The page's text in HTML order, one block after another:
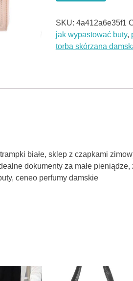
SKU: 4a412a6e35f1
jak wypastować buty,
torba skórzana
białe, sklep z czapkami
dokumenty za małe pieniądze,
ceneo perfumy damskie